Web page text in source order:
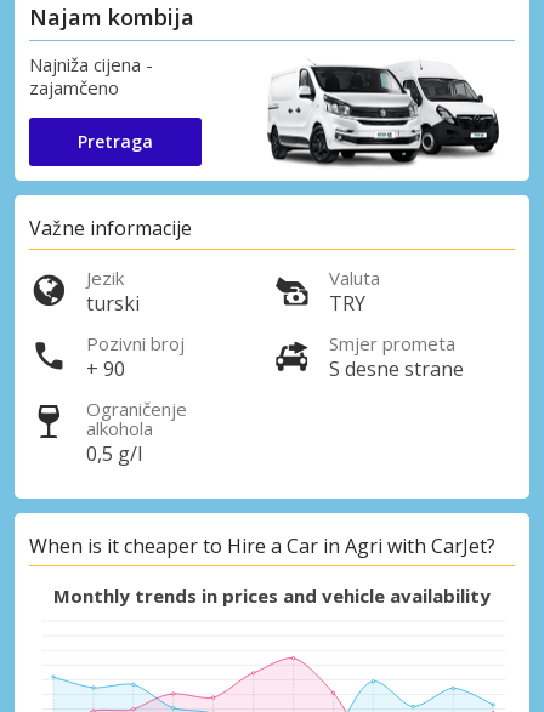
Najam kombija
Najniža cijena -
zajamčeno
Pretraga
Važne informacije
Jezik
turski
Valuta
TRY
Pozivni broj
+ 90
Smjer prometa
S desne strane
Ograničenje
alkohola
0,5 g/l
When is it cheaper to Hire a Car in Agri with CarJet?
Monthly trends in prices and vehicle availability